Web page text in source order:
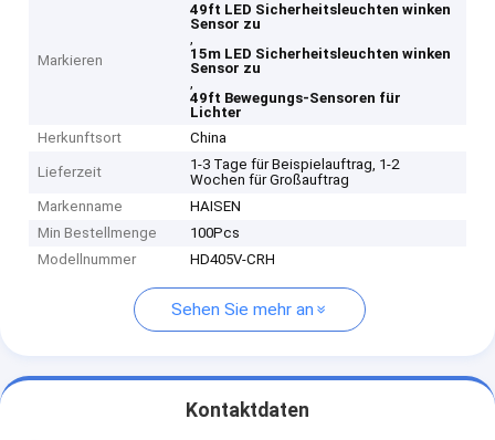
Markieren
49ft LED Sicherheitsleuchten winken
Sensor zu
,
15m LED Sicherheitsleuchten winken
Sensor zu
,
49ft Bewegungs-Sensoren für
Lichter
Herkunftsort
China
Lieferzeit
1-3 Tage für Beispielauftrag, 1-2
Wochen für Großauftrag
Markenname
HAISEN
Min Bestellmenge
100Pcs
Modellnummer
HD405V-CRH
Sehen Sie mehr an
Kontaktdaten